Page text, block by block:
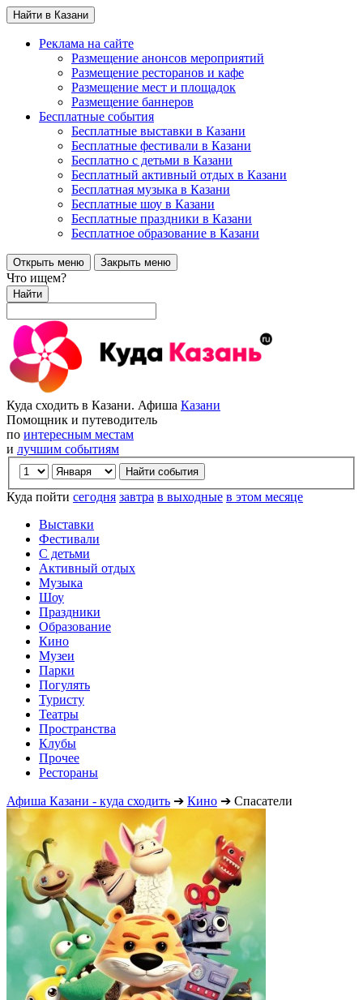
Найти в Казани
Реклама на сайте
Размещение анонсов мероприятий
Размещение ресторанов и кафе
Размещение мест и площадок
Размещение баннеров
Бесплатные события
Бесплатные выставки в Казани
Бесплатные фестивали в Казани
Бесплатно с детьми в Казани
Бесплатный активный отдых в Казани
Бесплатная музыка в Казани
Бесплатные шоу в Казани
Бесплатные праздники в Казани
Бесплатное образование в Казани
Открыть меню Закрыть меню
Что ищем?
Найти
Куда сходить в Казани. Афиша Казани
Помощник и путеводитель
по интересным местам
и лучшим событиям
Куда пойти сегодня завтра в выходные в этом месяце
Выставки
Фестивали
С детьми
Активный отдых
Музыка
Шоу
Праздники
Образование
Кино
Музеи
Парки
Погулять
Туристу
Театры
Пространства
Клубы
Прочее
Рестораны
Афиша Казани - куда сходить ➔ Кино ➔ Спасатели